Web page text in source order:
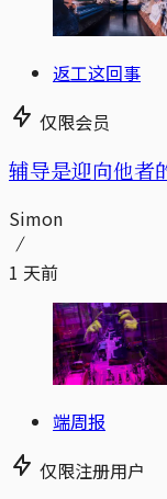
返工这回事
仅限会员
辅导是迎向他
Simon
1 天前
端周报
仅限注册用户